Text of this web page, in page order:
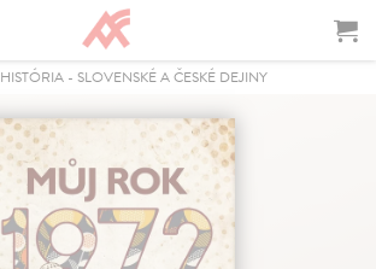
HISTÓRIA - SLOVENSKÉ A ČESKÉ DEJINY